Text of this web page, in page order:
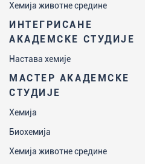
Хемија животне средине
ИНТЕГРИСАНЕ
АКАДЕМСКЕ СТУДИЈЕ
Настава хемије
МАСТЕР АКАДЕМСКЕ
СТУДИЈЕ
Хемија
Биохемија
Хемија животне средине